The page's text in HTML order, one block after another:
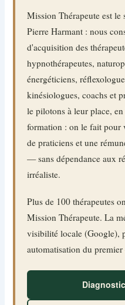
Mission Thérapeute est
Pierre Harmant : nous
d'acquisition des
hypnothérapeutes,
énergéticiens,
kinésiologues, coachs et
le pilotons à leur place,
formation : on le fait pour
de praticiens et une
— sans dépendance aux
irréaliste.
Plus de 100 thérapeutes
Mission Thérapeute. La
visibilité locale (Google),
automatisation du premier